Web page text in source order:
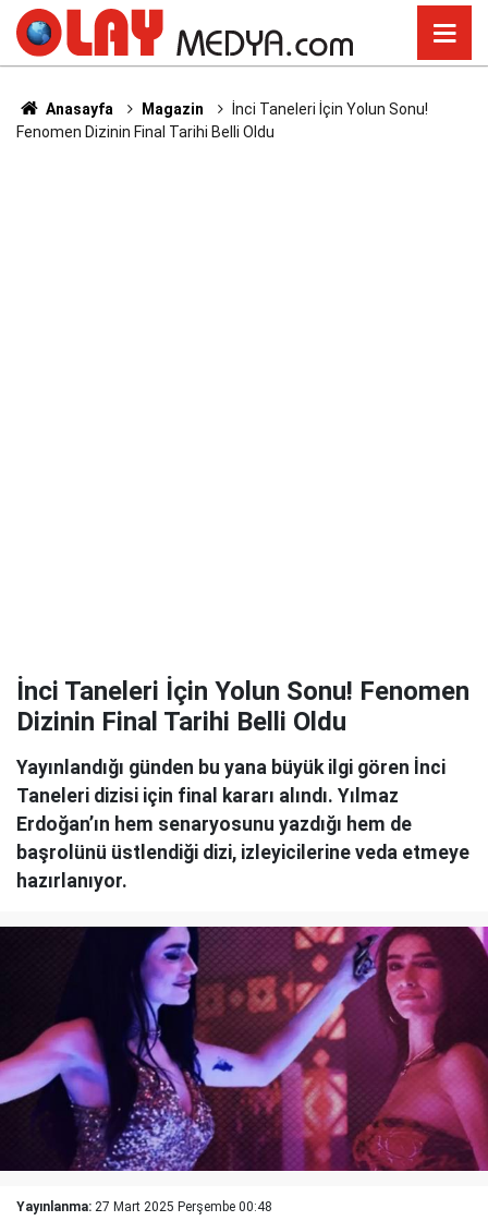
Anasayfa Magazin
İnci Taneleri İçin Yolun Sonu!
Fenomen Dizinin Final Tarihi Belli Oldu
İnci Taneleri İçin Yolun Sonu! Fenomen
Dizinin Final Tarihi Belli Oldu
Yayınlandığı günden bu yana büyük ilgi gören İnci
Taneleri dizisi için final kararı alındı. Yılmaz
Erdoğan’ın hem senaryosunu yazdığı hem de
başrolünü üstlendiği dizi, izleyicilerine veda etmeye
hazırlanıyor.
Yayınlanma: 27 Mart 2025 Perşembe 00:48